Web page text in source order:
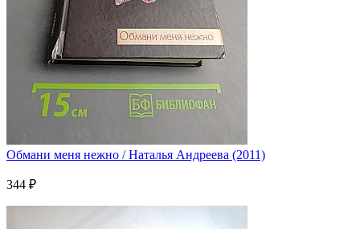
Обмани меня нежно / Наталья Андреева (2011)
344 ₽